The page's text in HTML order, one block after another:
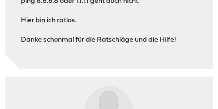
Hier bin ich ratlos.
Danke schonmal für die Ratschläge und die Hilfe!